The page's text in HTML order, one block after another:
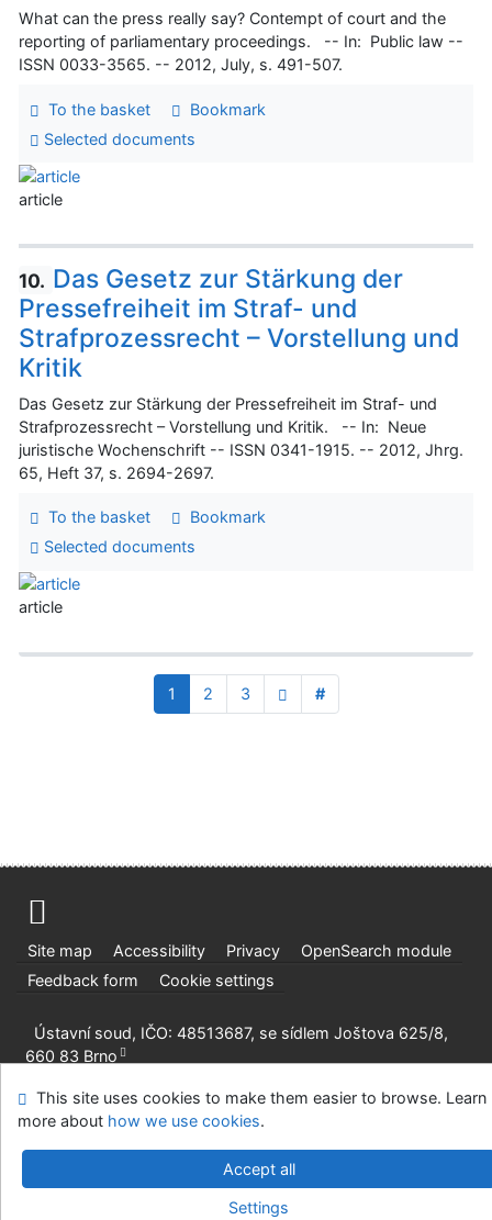
What can the press really say? Contempt of court and the
reporting of parliamentary proceedings. -- In: Public law --
ISSN 0033-3565. -- 2012, July, s. 491-507.
To the basket
Bookmark
Selected documents
article
10. Das Gesetz zur Stärkung der
Pressefreiheit im Straf- und
Strafprozessrecht – Vorstellung und
Kritik
Das Gesetz zur Stärkung der Pressefreiheit im Straf- und
Strafprozessrecht – Vorstellung und Kritik. -- In: Neue
juristische Wochenschrift -- ISSN 0341-1915. -- 2012, Jhrg.
65, Heft 37, s. 2694-2697.
To the basket
Bookmark
Selected documents
article
1 2 3 #
Site map Accessibility Privacy
OpenSearch module
Feedback form
Cookie settings
Ústavní soud, IČO: 48513687, se sídlem Joštova 625/8,
660 83 Brno
©1993-2026
v.4.8.63a - Cosmotron Slovakia, s.r.o.
This site uses cookies to make them easier to browse. Learn
more about how we use cookies.
Accept all
Settings